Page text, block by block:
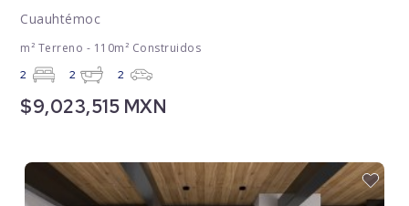
Cuauhtémoc
m² Terreno - 110m² Construidos
2 2 2
$9,023,515 MXN